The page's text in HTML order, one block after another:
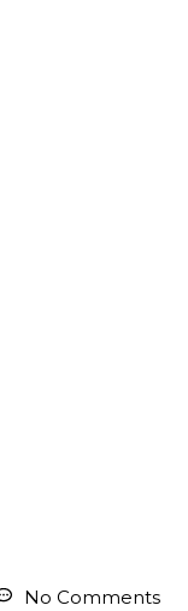
No Comments